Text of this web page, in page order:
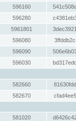
596160
596280
5961801
596080
596090
596030
582660
582670
581020